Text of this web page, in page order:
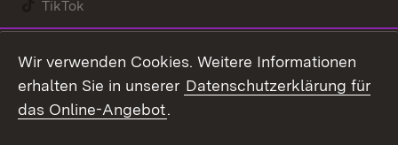
TikTok
Kontakt
Wir verwenden Cookies. Weitere Informationen
erhalten Sie in unserer Datenschutzerklärung für
das Online-Angebot.